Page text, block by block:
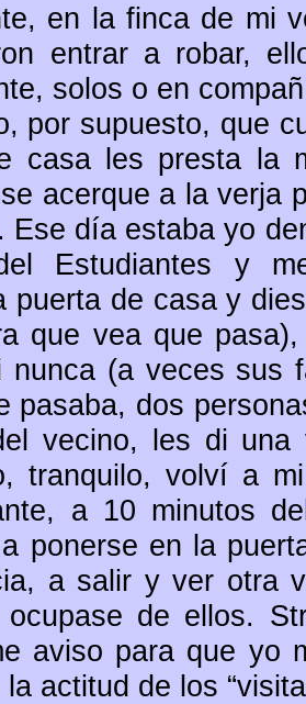
en la finca de mi
entrar a robar,
solos o en
por supuesto, que
casa les presta la
acerque a la verja
Ese día estaba yo
Estudiantes y
puerta de casa y
que vea que
nunca (a veces sus
pasaba, dos
vecino, les di una
tranquilo, volví a
a 10 minutos
ponerse en la
a salir y ver otra
de ellos.
aviso para que yo
actitud de los